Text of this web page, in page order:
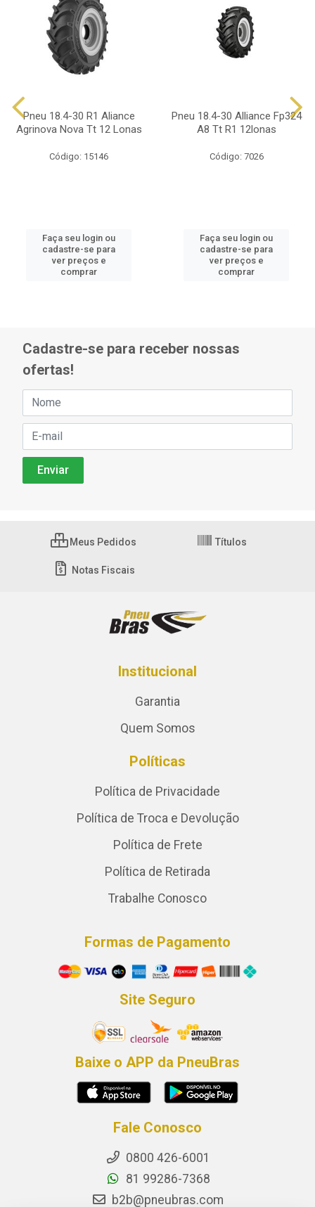
Pneu 18.4-30 R1 Aliance
Agrinova Nova Tt 12 Lonas
Código: 15146
Faça seu login ou
cadastre-se para
ver preços e
comprar
Pneu 18.4-30 Alliance Fp324
A8 Tt R1 12lonas
Código: 7026
Faça seu login ou
cadastre-se para
ver preços e
comprar
Cadastre-se para receber nossas
ofertas!
Meus Pedidos Títulos
Notas Fiscais
Institucional
Garantia
Quem Somos
Políticas
Política de Privacidade
Política de Troca e Devolução
Política de Frete
Política de Retirada
Trabalhe Conosco
Formas de Pagamento
Site Seguro
Baixe o APP da PneuBras
Fale Conosco
0800 426-6001
81 99286-7368
b2b@pneubras.com